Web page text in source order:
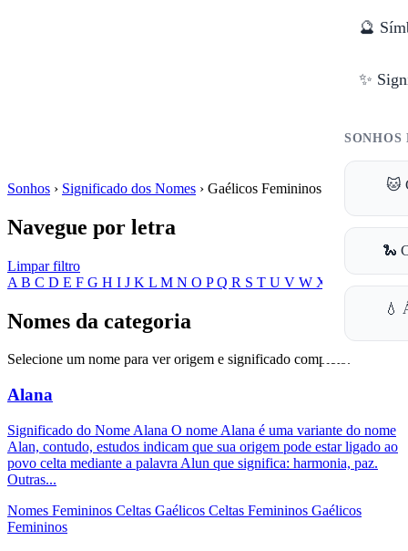
🔮
✨
SONHOS
🐱
🐍
💧
Sonhos › Significado dos Nomes › Gaélicos Femininos
Navegue por letra
Limpar filtro
A B C D E F G H I J K L M N O PQ R S T U V W X
Nomes da categoria
Selecione um nome para ver origem e significado completo.
Alana
Significado do Nome Alana O nome Alana é uma variante do nome
Alan, contudo, estudos indicam que sua origem pode estar ligado ao
povo celta mediante a palavra Alun que significa: harmonia, paz.
Outras...
Nomes Femininos Celtas Gaélicos Celtas Femininos Gaélicos
Femininos